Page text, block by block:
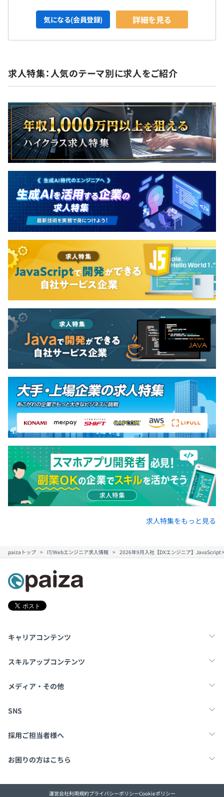
気になる(会員登録) 詳細を見る
求人特集：人気のテーマ別に求人をご紹介
求人特集をもっと見る
paizaトップ IT/Webエンジニア求人情報 2026年9月入社【DXエンジニア】
キャリアコンテンツ
転職・キャリア
スキルアップコンテンツ
学習
メディア・その他
Tech Team Journal
SNS
X
採用ご担当者様へ
採用・教育をお考えの企業様へ
お困りの方はこちら
paizaとは？ お問い合わせ・FAQ
運営会社利用規約プライバシーポリシーCookieポリシー